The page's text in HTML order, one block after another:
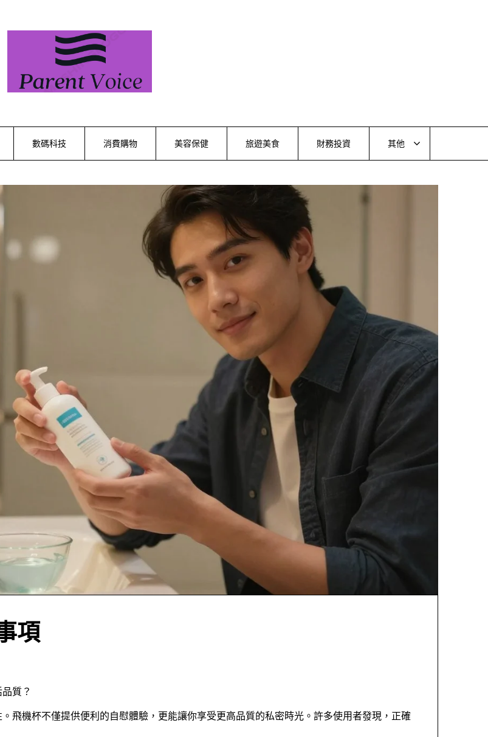
數碼科技 消費購物 美容保健 旅遊美食 財務投資 其他
項
質？
飛機杯不僅提供便利的自慰體驗，更能讓你享受更高品質的私密時光。許多使用者發現，正確